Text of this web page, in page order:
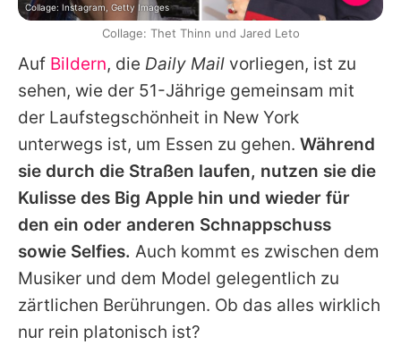
Auf Bildern, die Daily Mail vorliegen, ist zu
sehen, wie der 51-Jährige gemeinsam mit
der Laufstegschönheit in New York
unterwegs ist, um Essen zu gehen. Während
sie durch die Straßen laufen, nutzen sie die
Kulisse des Big Apple hin und wieder für
den ein oder anderen Schnappschuss
sowie Selfies. Auch kommt es zwischen dem
Musiker und dem Model gelegentlich zu
zärtlichen Berührungen. Ob das alles wirklich
nur rein platonisch ist?
Collage: Instagram, Getty Images
Collage: Thet Thinn und Jared Leto